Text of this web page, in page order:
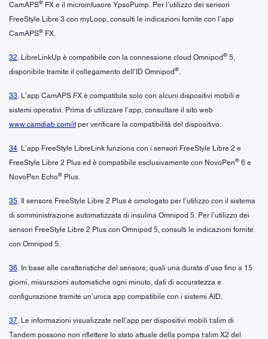
CamAPS® FX e il microinfusore YpsoPump. Per l’utilizzo dei sensori
FreeStyle Libre 3 con myLoop, consulti le indicazioni fornite con l’app
CamAPS® FX.
32. LibreLinkUp è compatibile con la connessione cloud Omnipod® 5,
disponibile tramite il collegamento dell’ID Omnipod®.
33. L’app CamAPS FX è compatibile solo con alcuni dispositivi mobili e
sistemi operativi. Prima di utilizzare l’app, consultare il sito web
www.camdiab.com/it per verificare la compatibilità del dispositivo.
34. L’app FreeStyle LibreLink funziona con i sensori FreeStyle Libre 2 e
FreeStyle Libre 2 Plus ed è compatibile esclusivamente con NovoPen® 6 e
NovoPen Echo® Plus.
35. Il sensore FreeStyle Libre 2 Plus è omologato per l’utilizzo con il sistema
di somministrazione automatizzata di insulina Omnipod 5. Per l’utilizzo dei
sensori FreeStyle Libre 2 Plus con Omnipod 5, consulti le indicazioni fornite
con Omnipod 5.
36. In base alle caratteristiche del sensore, quali una durata d’uso fino a 15
giorni, misurazioni automatiche ogni minuto, dati di accuratezza e
configurazione tramite un’unica app compatibile con i sistemi AID.
37. Le informazioni visualizzate nell’app per dispositivi mobili t:slim di
Tandem possono non riflettere lo stato attuale della pompa t:slim X2 del